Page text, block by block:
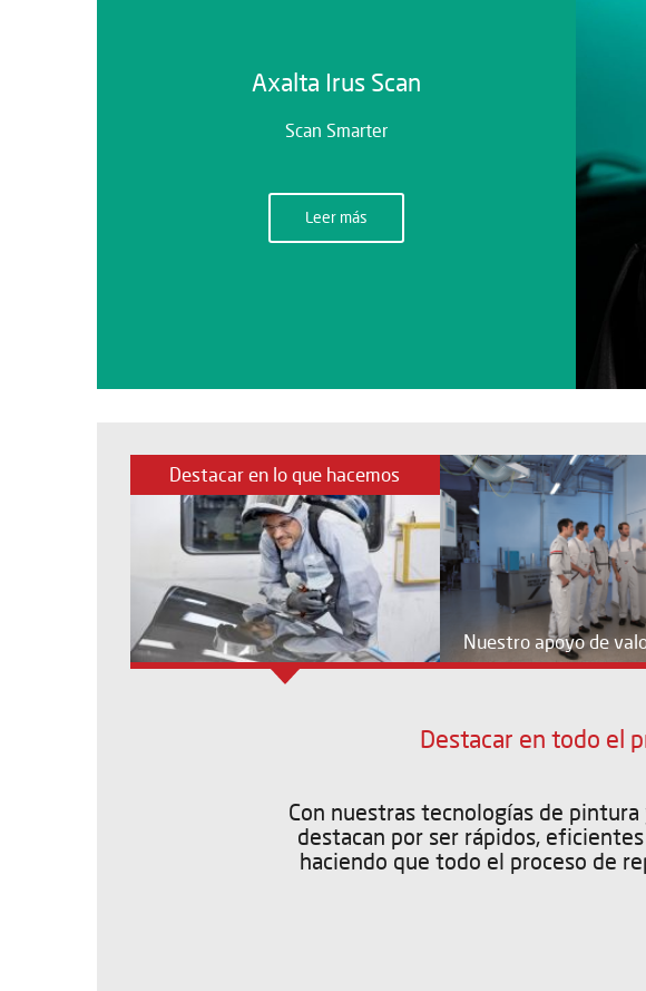
Axalta Irus Scan
Scan Smarter
Leer más
Destacar en lo que hacemos
Nuestro apoyo de
Destacar en todo el
Con nuestras tecnologías de
destacan por ser rápidos,
haciendo que todo el proceso de